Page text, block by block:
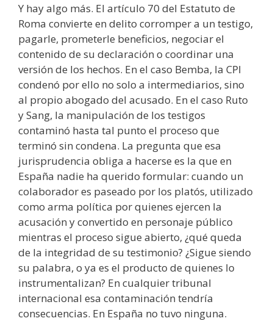
Y hay algo más. El artículo 70 del Estatuto de
Roma convierte en delito corromper a un testigo,
pagarle, prometerle beneficios, negociar el
contenido de su declaración o coordinar una
versión de los hechos. En el caso Bemba, la CPI
condenó por ello no solo a intermediarios, sino
al propio abogado del acusado. En el caso Ruto
y Sang, la manipulación de los testigos
contaminó hasta tal punto el proceso que
terminó sin condena. La pregunta que esa
jurisprudencia obliga a hacerse es la que en
España nadie ha querido formular: cuando un
colaborador es paseado por los platós, utilizado
como arma política por quienes ejercen la
acusación y convertido en personaje público
mientras el proceso sigue abierto, ¿qué queda
de la integridad de su testimonio? ¿Sigue siendo
su palabra, o ya es el producto de quienes lo
instrumentalizan? En cualquier tribunal
internacional esa contaminación tendría
consecuencias. En España no tuvo ninguna.